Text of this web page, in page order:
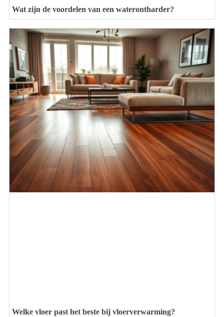
Wat zijn de voordelen van een waterontharder?
Welke vloer past het beste bij vloerverwarming?